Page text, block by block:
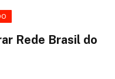
Rede Brasil do